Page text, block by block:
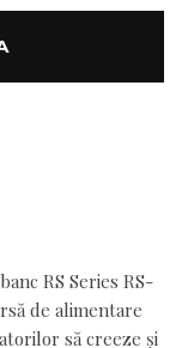
RS Series RS-
de alimentare
să creeze și